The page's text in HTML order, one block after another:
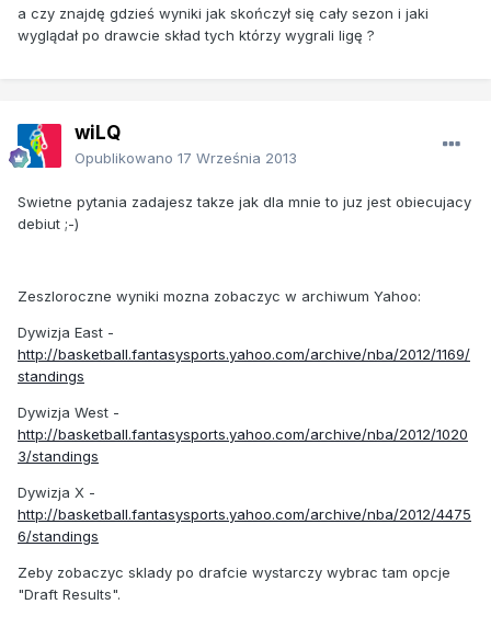
a czy znajdę gdzieś wyniki jak skończył się cały sezon i jaki
wyglądał po drawcie skład tych którzy wygrali ligę ?
wiLQ
Opublikowano 17 Września 2013
Swietne pytania zadajesz takze jak dla mnie to juz jest obiecujacy
debiut ;-)
Zeszloroczne wyniki mozna zobaczyc w archiwum Yahoo:
Dywizja East -
http://basketball.fantasysports.yahoo.com/archive/nba/2012/1169/
standings
Dywizja West -
http://basketball.fantasysports.yahoo.com/archive/nba/2012/1020
3/standings
Dywizja X -
http://basketball.fantasysports.yahoo.com/archive/nba/2012/4475
6/standings
Zeby zobaczyc sklady po drafcie wystarczy wybrac tam opcje
"Draft Results".